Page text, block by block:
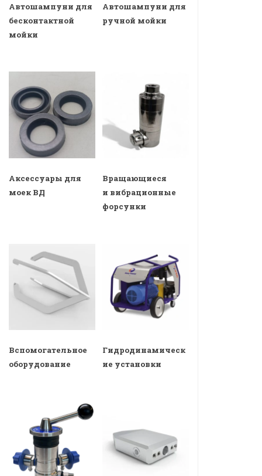
Автошампуни для
бесконтактной
мойки
Автошампуни для
ручной мойки
Аксессуары для
моек ВД
Вращающиеся
и вибрационные
форсунки
Вспомогательное
оборудование
Гидродинамическ
ие установки